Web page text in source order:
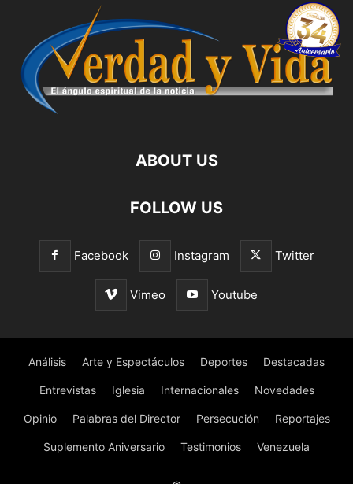
ABOUT US
FOLLOW US
Facebook Instagram Twitter
Vimeo Youtube
Análisis Arte y Espectáculos Deportes Destacadas
Entrevistas Iglesia Internacionales Novedades
Opinio Palabras del Director Persecución Reportajes
Suplemento Aniversario Testimonios Venezuela